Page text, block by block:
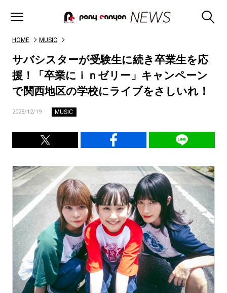
HOME MUSIC
サバシスターが受験生に続き卒業生を応
援！「卒業にｉｎゼリー」キャンペーン
で関西地区の学校にライブをさしいれ！
2025/12/19 MUSIC